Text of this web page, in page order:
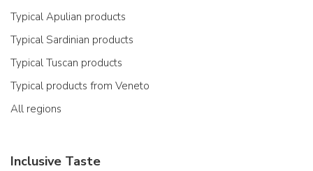
Typical Apulian products
Typical Sardinian products
Typical Tuscan products
Typical products from Veneto
All regions
Inclusive Taste